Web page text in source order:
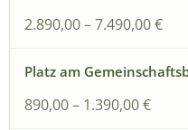
2.890,00 – 7.490,00 €
890,00 – 1.390,00 €